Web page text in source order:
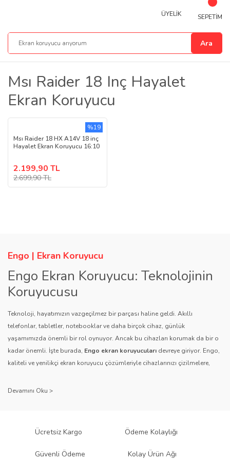
Ara
ÜYELİK SEPETİM
Msı Raider 18 Inç Hayalet
Ekran Koruyucu
Msı Raider 18 HX A14V 18 inç
Hayalet Ekran Koruyucu 16:10
2.199,90 TL
2.699,90 TL
%19
Engo | Ekran Koruyucu
Engo Ekran Koruyucu: Teknolojinin
Koruyucusu
Teknoloji, hayatımızın vazgeçilmez bir parçası haline geldi. Akıllı
telefonlar, tabletler, notebooklar ve daha birçok cihaz, günlük
yaşamımızda önemli bir rol oynuyor. Ancak bu cihazları korumak da bir o
kadar önemli. İşte burada, Engo ekran koruyucuları devreye giriyor. Engo,
kaliteli ve yenilikçi ekran koruyucu çözümleriyle cihazlarınızı çizilmelere,
sağlıyor.
Engo ekran koruyucuları
, uzun yıllara dayanan tecrübesi ve teknolojiye
ürününü titiz bir kalite kontrol sürecinden geçirir. Kullanıcı dostu tasarımı
Ücretsiz Kargo Ödeme Kolaylığı
Güvenli Ödeme Kolay Ürün Ağı